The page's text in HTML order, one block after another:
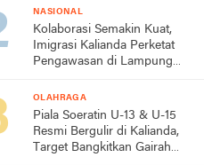
NASIONAL
Kolaborasi Semakin Kuat,
Imigrasi Kalianda Perketat
Pengawasan di Lampung
OLAHRAGA
Piala Soeratin U-13 & U-15
Resmi Bergulir di Kalianda,
Target Bangkitkan Gairah